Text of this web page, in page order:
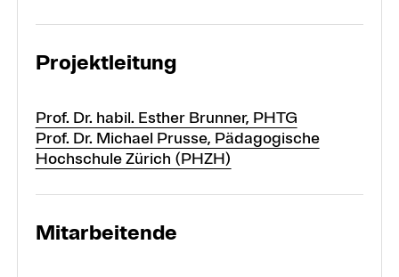
Projektleitung
Prof. Dr. habil. Esther Brunner, PHTG
Prof. Dr. Michael Prusse, Pädagogische
Hochschule Zürich (PHZH)
Mitarbeitende